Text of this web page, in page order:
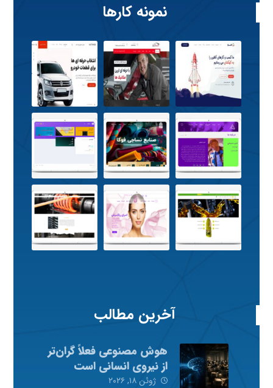
نمونه کارها
آخرین مطالب
هوش مصنوعی فعلاً گران‌تر
از نیروی انسانی است
ژوئن ۱۸, ۲۰۲۶